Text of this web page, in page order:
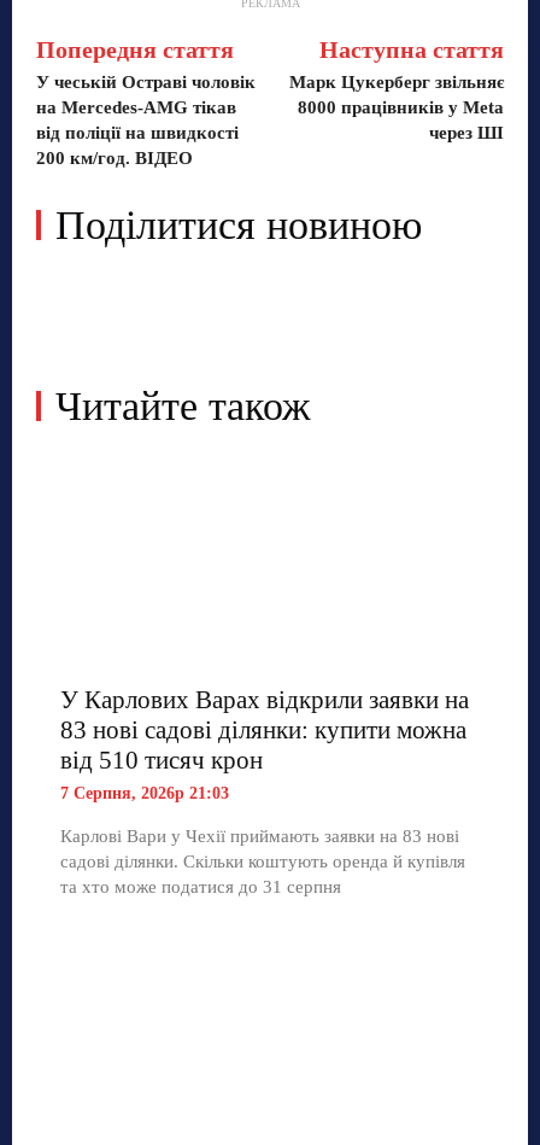
РЕКЛАМА
Попередня стаття
У чеській Остраві чоловік
на Mercedes-AMG тікав
від поліції на швидкості
200 км/год. ВІДЕО
Наступна стаття
Марк Цукерберг звільняє
8000 працівників у Meta
через ШІ
Поділитися новиною
Читайте також
У Карлових Варах відкрили заявки на
83 нові садові ділянки: купити можна
від 510 тисяч крон
7 Серпня, 2026р 21:03
Карлові Вари у Чехії приймають заявки на 83 нові
садові ділянки. Скільки коштують оренда й купівля
та хто може податися до 31 серпня